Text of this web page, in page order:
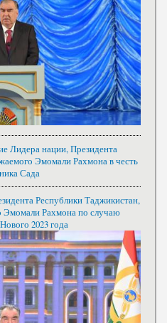
Лидера нации, Президента
Эмомали Рахмона в честь
Сада
Республики Таджикистан,
Эмомали Рахмона по случаю
2023 года